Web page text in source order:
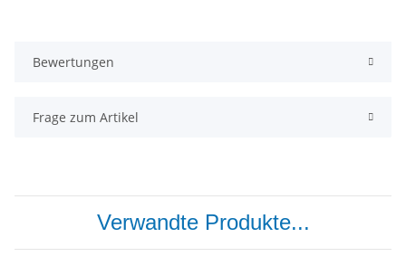
Bewertungen
Frage zum Artikel
Verwandte Produkte...